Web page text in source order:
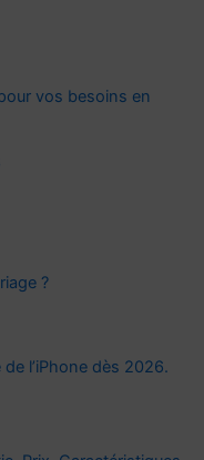
vos besoins en
?
l’iPhone dès 2026.